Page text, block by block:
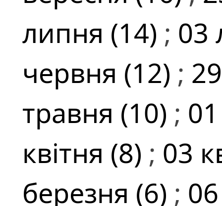
липня (14) ; 03
червня (12) ;
травня (10) ;
квітня (8) ; 03
березня (6) ;